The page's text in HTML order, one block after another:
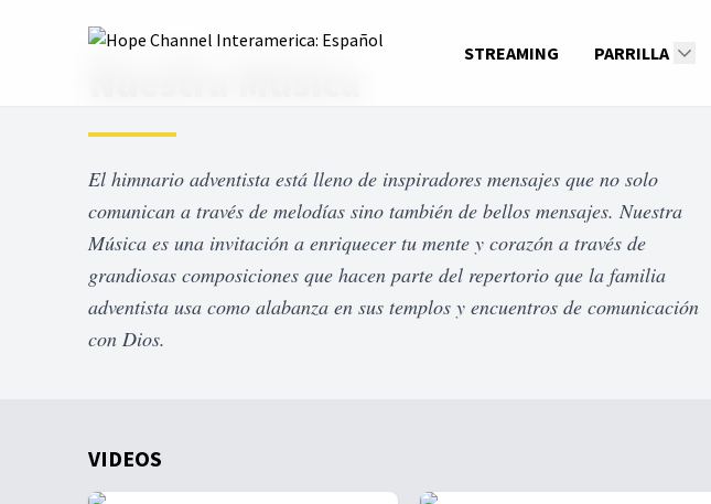
STREAMING PARRILLA
Home Series Nuestra Música
El himnario adventista está lleno de inspiradores mensajes que no solo
comunican a través de melodías sino también de bellos mensajes. Nuestra
Música es una invitación a enriquecer tu mente y corazón a través de
grandiosas composiciones que hacen parte del repertorio que la familia
adventista usa como alabanza en sus templos y encuentros de comunicación
con Dios.
VIDEOS